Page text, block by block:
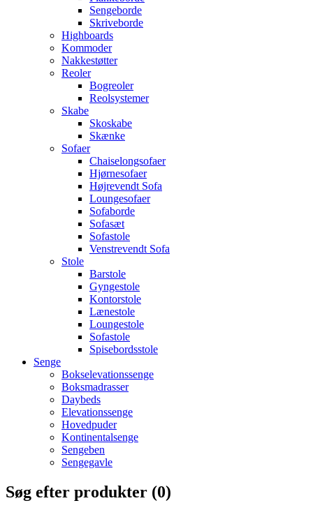
Sengeborde
Skriveborde
Highboards
Kommoder
Nakkestøtter
Reoler
Bogreoler
Reolsystemer
Skabe
Skoskabe
Skænke
Sofaer
Chaiselongsofaer
Hjørnesofaer
Højrevendt Sofa
Loungesofaer
Sofaborde
Sofasæt
Sofastole
Venstrevendt Sofa
Stole
Barstole
Gyngestole
Kontorstole
Lænestole
Loungestole
Sofastole
Spisebordsstole
Senge
Bokselevationssenge
Boksmadrasser
Daybeds
Elevationssenge
Hovedpuder
Kontinentalsenge
Sengeben
Sengegavle
Søg efter produkter (0)